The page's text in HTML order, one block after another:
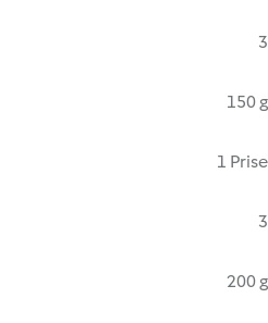
3
150 g
1 Prise
3
200 g